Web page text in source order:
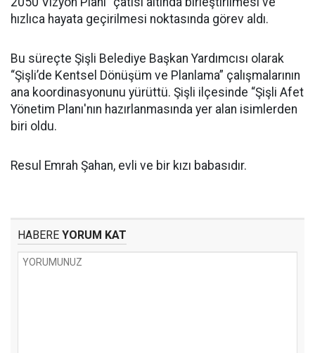
hızlıca hayata geçirilmesi noktasında görev aldı.
Bu süreçte Şişli Belediye Başkan Yardımcısı olarak
“Şişli’de Kentsel Dönüşüm ve Planlama” çalışmalarının
ana koordinasyonunu yürüttü. Şişli ilçesinde “Şişli Afet
Yönetim Planı'nın hazırlanmasında yer alan isimlerden
biri oldu.
Resul Emrah Şahan, evli ve bir kızı babasıdır.
HABERE YORUM KAT